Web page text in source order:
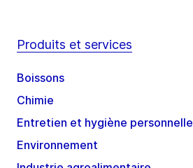
Produits et services
Boissons
Chimie
Entretien et hygiène personnelle
Environnement